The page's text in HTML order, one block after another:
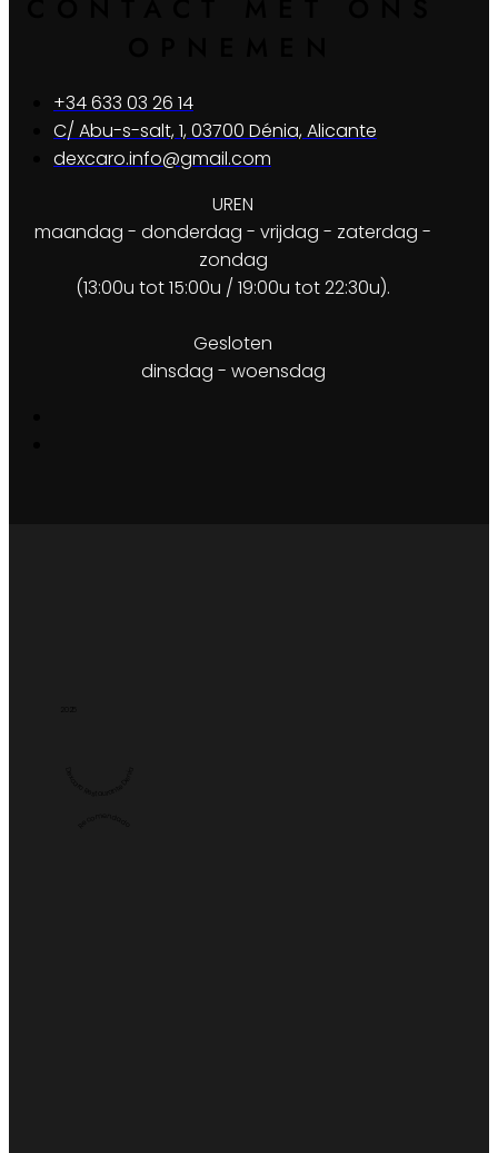
+34 633 03 26 14
C/ Abu-s-salt, 1, 03700 Dénia, Alicante
dexcaro.info@gmail.com
UREN
maandag - donderdag - vrijdag - zaterdag -
zondag
(13:00u tot 15:00u / 19:00u tot 22:30u).
Gesloten
dinsdag - woensdag